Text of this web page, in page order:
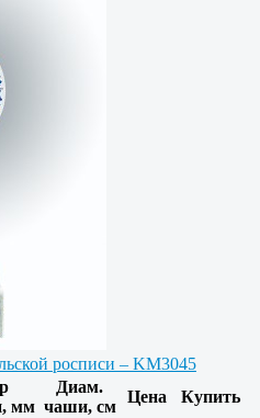
росписи – KM3045
мм
Диам.
чаши, см
Цена Купить